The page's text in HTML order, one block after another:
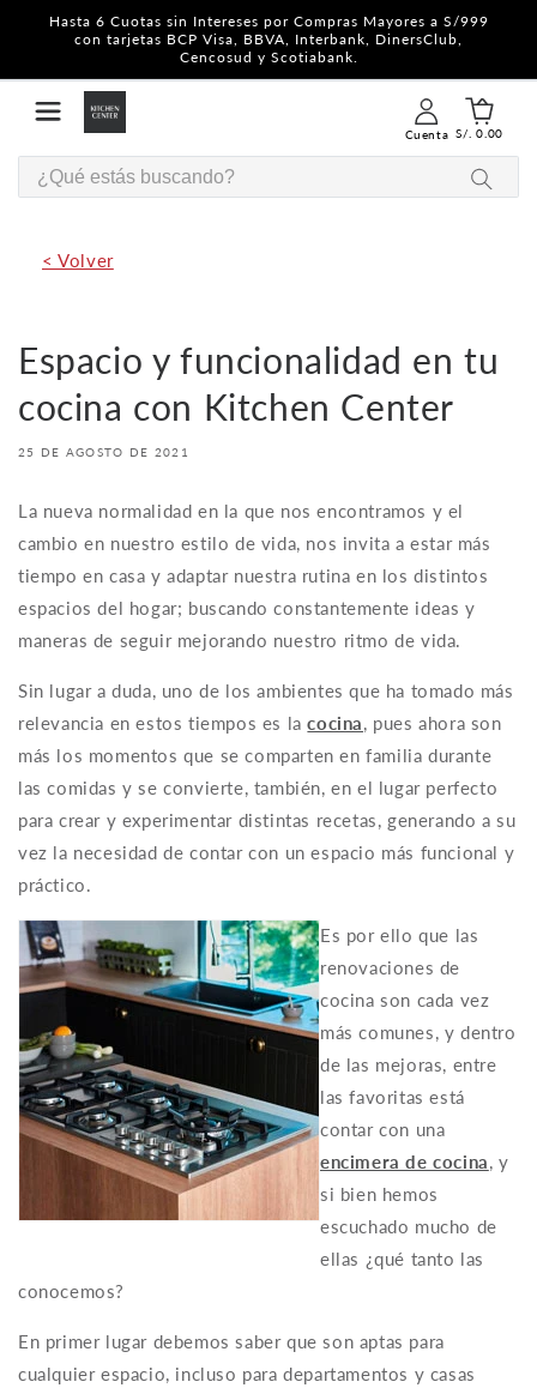
directamente
al contenido
Hasta 6 Cuotas sin Intereses por Compras Mayores a S/999
con tarjetas BCP Visa, BBVA, Interbank, DinersClub,
Cencosud y Scotiabank.
Cuenta
Iniciar
sesión
Carrito
S/. 0.00
artículos
< Volver
Espacio y funcionalidad en tu
cocina con Kitchen Center
25 DE AGOSTO DE 2021
La nueva normalidad en la que nos encontramos y el
cambio en nuestro estilo de vida, nos invita a estar más
tiempo en casa y adaptar nuestra rutina en los distintos
espacios del hogar; buscando constantemente ideas y
maneras de seguir mejorando nuestro ritmo de vida.
Sin lugar a duda, uno de los ambientes que ha tomado más
relevancia en estos tiempos es lacocina, pues ahora son
más los momentos que se comparten en familia durante
las comidas y se convierte, también, en el lugar perfecto
para crear y experimentar distintas recetas, generando a su
vez la necesidad de contar con un espacio más funcional y
práctico.
Es por ello que las
renovaciones de
cocina son cada vez
más comunes, y dentro
de las mejoras, entre
las favoritas está
contar con una
encimera de cocina, y
si bien hemos
escuchado mucho de
ellas ¿qué tanto las
conocemos?
En primer lugar debemos saber que son aptas para
cualquier espacio, incluso para departamentos y casas